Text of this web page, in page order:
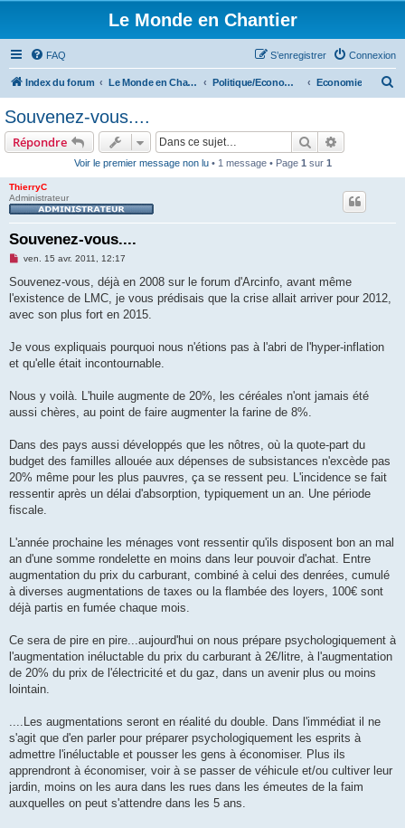
Le Monde en Chantier
FAQ Connexion
S’enregistrer
Index du forum Le Monde en Chantier Politique/Economie/Societé/Droits de l'homme Economie
Souvenez-vous....
Répondre Rechercher
Voir le premier message non lu• 1 message • Page 1 sur 1
ThierryC
Administrateur
Souvenez-vous....
M
s
a
g
o
ven. 15 avr. 2011, 12:17
Souvenez-vous, déjà en 2008 sur le forum d'Arcinfo, avant même
l'existence de LMC, je vous prédisais que la crise allait arriver pour 2012,
avec son plus fort en 2015.
Je vous expliquais pourquoi nous n'étions pas à l'abri de l'hyper-inflation
et qu'elle était incontournable.
Nous y voilà. L'huile augmente de 20%, les céréales n'ont jamais été
aussi chères, au point de faire augmenter la farine de 8%.
Dans des pays aussi développés que les nôtres, où la quote-part du
budget des familles allouée aux dépenses de subsistances n'excède pas
20% même pour les plus pauvres, ça se ressent peu. L'incidence se fait
ressentir après un délai d'absorption, typiquement un an. Une période
fiscale.
L'année prochaine les ménages vont ressentir qu'ils disposent bon an mal
an d'une somme rondelette en moins dans leur pouvoir d'achat. Entre
augmentation du prix du carburant, combiné à celui des denrées, cumulé
à diverses augmentations de taxes ou la flambée des loyers, 100€ sont
déjà partis en fumée chaque mois.
Ce sera de pire en pire...aujourd'hui on nous prépare psychologiquement à
l'augmentation inéluctable du prix du carburant à 2€/litre, à l'augmentation
de 20% du prix de l'électricité et du gaz, dans un avenir plus ou moins
lointain.
....Les augmentations seront en réalité du double. Dans l'immédiat il ne
s'agit que d'en parler pour préparer psychologiquement les esprits à
admettre l'inéluctable et pousser les gens à économiser. Plus ils
apprendront à économiser, voir à se passer de véhicule et/ou cultiver leur
jardin, moins on les aura dans les rues dans les émeutes de la faim
auxquelles on peut s'attendre dans les 5 ans.